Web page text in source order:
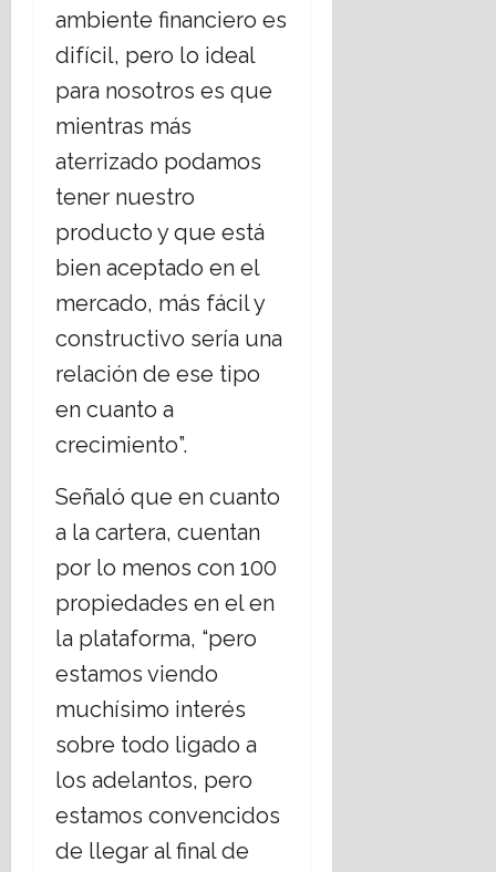
ambiente financiero es
difícil, pero lo ideal
para nosotros es que
mientras más
aterrizado podamos
tener nuestro
producto y que está
bien aceptado en el
mercado, más fácil y
constructivo sería una
relación de ese tipo
en cuanto a
crecimiento”.
Señaló que en cuanto
a la cartera, cuentan
por lo menos con 100
propiedades en el en
la plataforma, “pero
estamos viendo
muchísimo interés
sobre todo ligado a
los adelantos, pero
estamos convencidos
de llegar al final de